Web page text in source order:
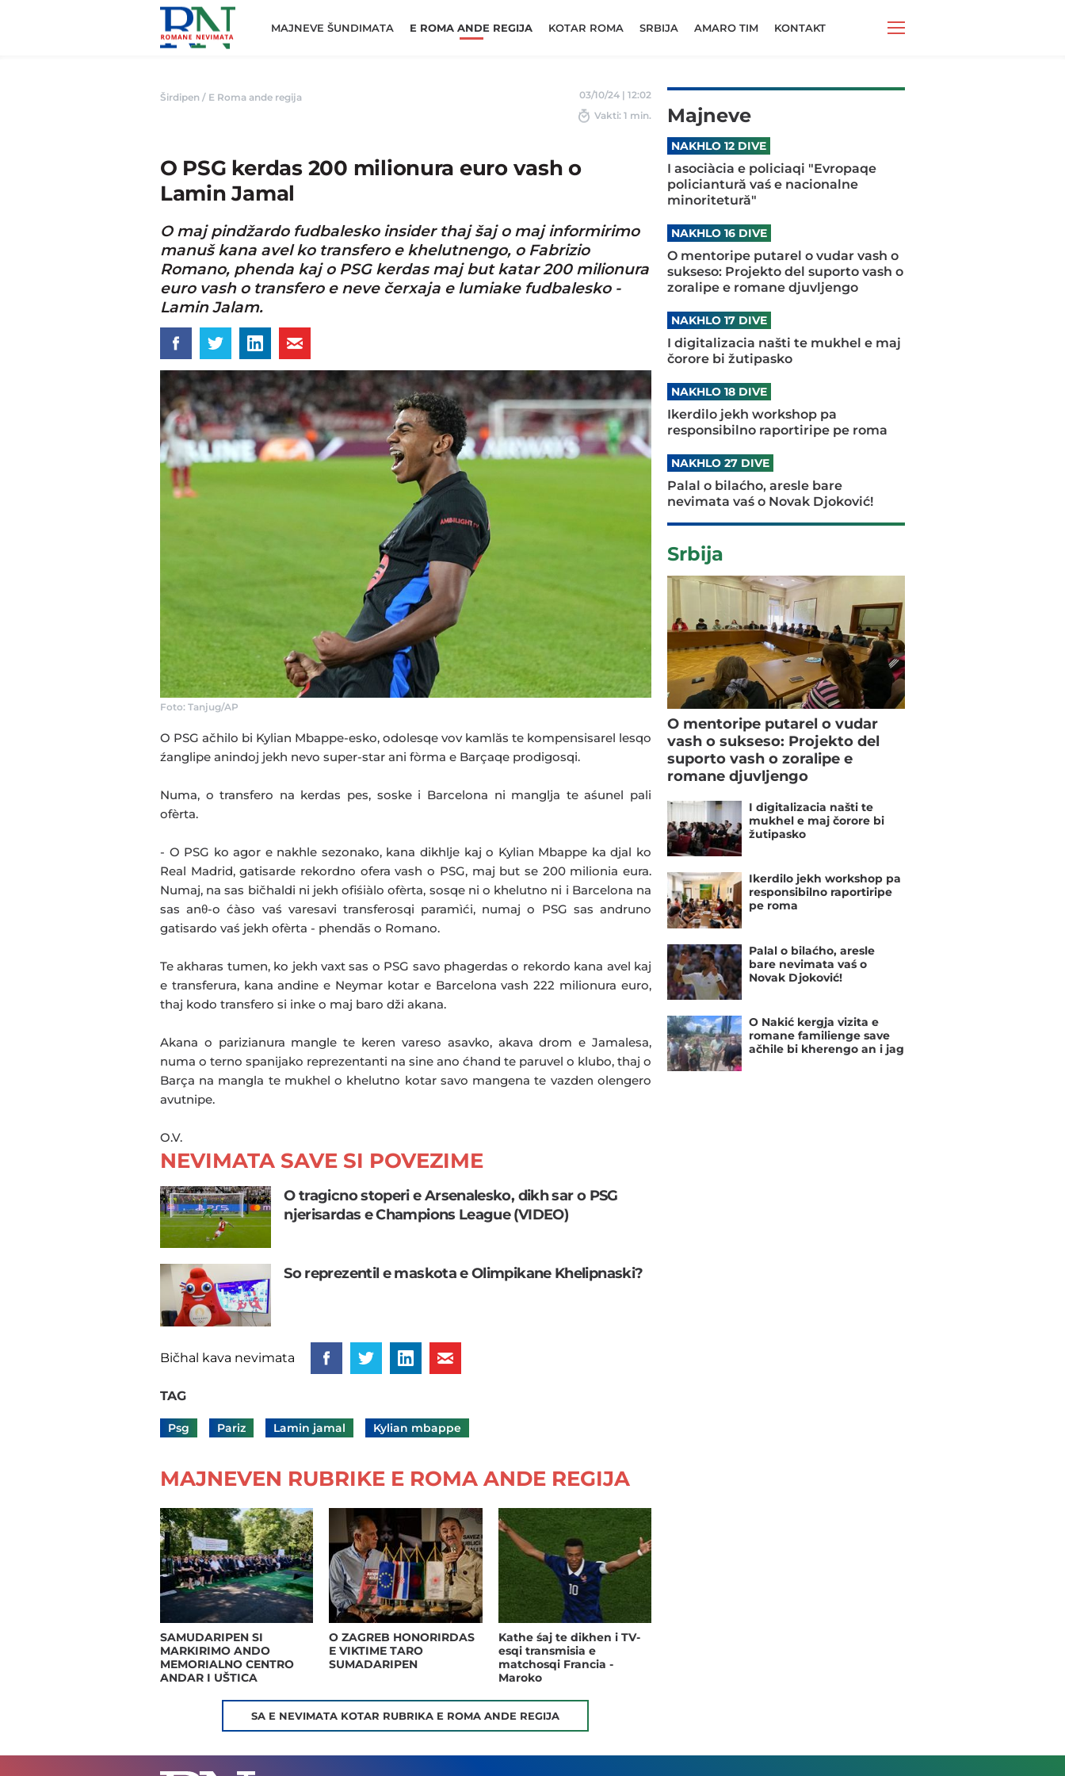
Romane
Nemivata
MAJNEVE ŠUNDIMATA E ROMA ANDE REGIJA KOTAR ROMA SRBIJA AMARO TIM KONTAKT
Širdipen / E Roma ande regija
03/10/24 | 12:02
Vakti: 1 min.
O PSG kerdas 200 milionura euro vash o
Lamin Jamal
O maj pindžardo fudbalesko insider thaj šaj o maj informirimo
manuš kana avel ko transfero e khelutnengo, o Fabrizio
Romano, phenda kaj o PSG kerdas maj but katar 200 milionura
euro vash o transfero e neve čerxaja e lumiake fudbalesko -
Lamin Jalam.
Foto: Tanjug/AP
O PSG ačhilo bi Kylian Mbappe-esko, odolesqe vov kamlăs te kompensisarel lesqo
źanglipe anindoj jekh nevo super-star ani fòrma e Barçaqe prodigosqi.
Numa, o transfero na kerdas pes, soske i Barcelona ni manglja te aśunel pali
ofèrta.
- O PSG ko agor e nakhle sezonako, kana dikhlje kaj o Kylian Mbappe ka djal ko
Real Madrid, gatisarde rekordno ofera vash o PSG, maj but se 200 milionia eura.
Numaj, na sas bičhaldi ni jekh ofiśiàlo ofèrta, sosqe ni o khelutno ni i Barcelona na
sas anθ-o ćàso vaś varesavi transferosqi paramìći, numaj o PSG sas andruno
gatisardo vaś jekh ofèrta - phendǎs o Romano.
Te akharas tumen, ko jekh vaxt sas o PSG savo phagerdas o rekordo kana avel kaj
e transferura, kana andine e Neymar kotar e Barcelona vash 222 milionura euro,
thaj kodo transfero si inke o maj baro dži akana.
Akana o parizianura mangle te keren vareso asavko, akava drom e Jamalesa,
numa o terno spanijako reprezentanti na sine ano ćhand te paruvel o klubo, thaj o
Barça na mangla te mukhel o khelutno kotar savo mangena te vazden olengero
avutnipe.
O.V.
NEVIMATA SAVE SI POVEZIME
O tragicno stoperi e Arsenalesko, dikh sar o PSG
njerisardas e Champions League (VIDEO)
So reprezentil e maskota e Olimpikane Khelipnaski?
Bičhal kava nevimata
TAG
Psg Pariz Lamin jamal Kylian mbappe
MAJNEVEN RUBRIKE E ROMA ANDE REGIJA
SAMUDARIPEN SI
MARKIRIMO ANDO
MEMORIALNO CENTRO
ANDAR I UŠTICA
O ZAGREB HONORIRDAS
E VIKTIME TARO
SUMADARIPEN
Kathe śaj te dikhen i TV-
esqi transmisia e
matchosqi Francia -
Maroko
SA E NEVIMATA KOTAR RUBRIKA E ROMA ANDE REGIJA
Majneve
NAKHLO 12 DIVE
I asociàcia e policiaqi "Evropaqe
policiantură vaś e nacionalne
minoritetură"
NAKHLO 16 DIVE
O mentoripe putarel o vudar vash o
sukseso: Projekto del suporto vash o
zoralipe e romane djuvljengo
NAKHLO 17 DIVE
I digitalizacia našti te mukhel e maj
čorore bi žutipasko
NAKHLO 18 DIVE
Ikerdilo jekh workshop pa
responsibilno raportiripe pe roma
NAKHLO 27 DIVE
Palal o bilaćho, aresle bare
nevimata vaś o Novak Djoković!
Srbija
O mentoripe putarel o vudar
vash o sukseso: Projekto del
suporto vash o zoralipe e
romane djuvljengo
I digitalizacia našti te
mukhel e maj čorore bi
žutipasko
Ikerdilo jekh workshop pa
responsibilno raportiripe
pe roma
Palal o bilaćho, aresle
bare nevimata vaś o
Novak Djoković!
O Nakić kergja vizita e
romane familienge save
ačhile bi kherengo an i jag